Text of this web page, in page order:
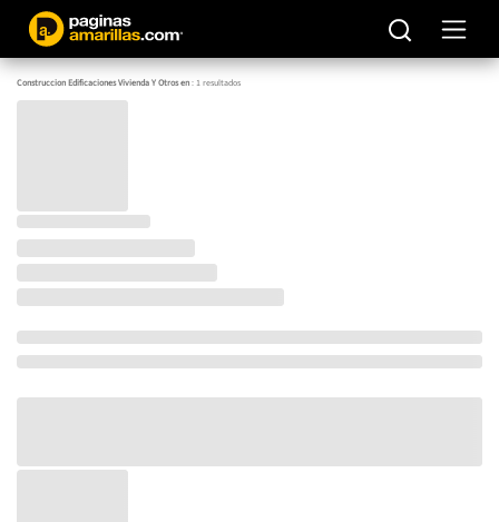
Construccion Edificaciones Vivienda Y Otros en:1resultados